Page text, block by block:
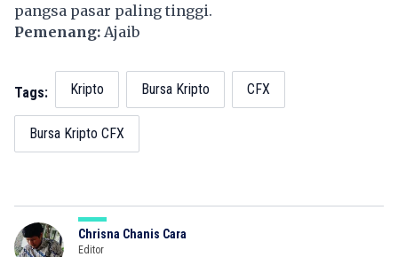
pangsa pasar paling tinggi.
Pemenang: Ajaib
Tags: Kripto Bursa Kripto CFX
Bursa Kripto CFX
Chrisna Chanis Cara
Editor